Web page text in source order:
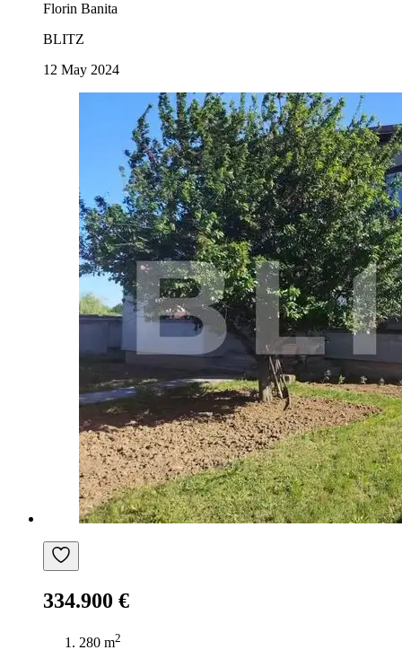
Florin Banita
BLITZ
12 May 2024
334.900 €
280 m2